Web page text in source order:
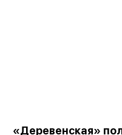
«Деревенская»